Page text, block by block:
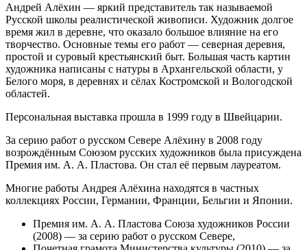
Андрей Алёхин — яркий представитель так называемой
Русской школы реалистической живописи. Художник долгое
время жил в деревне, что оказало большое влияние на его
творчество. Основные темы его работ — северная деревня,
простой и суровый крестьянский быт. Большая часть картин
художника написаны с натуры в Архангельской области, у
Белого моря, в деревнях и сёлах Костромской и Вологодской
областей.
Персональная выставка прошла в 1999 году в Швейцарии.
За серию работ о русском Севере Алёхину в 2008 году
возрождённым Союзом русских художников была присуждена
Премия им. А. А. Пластова. Он стал её первым лауреатом.
Многие работы Андрея Алёхина находятся в частных
коллекциях России, Германии, Франции, Бельгии и Японии.
Премия им. А. А. Пластова Союза художников России
(2008) — за серию работ о русском Севере,